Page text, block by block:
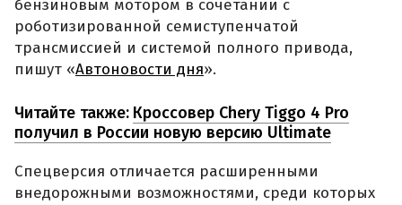
бензиновым мотором в сочетании с
роботизированной семиступенчатой
трансмиссией и системой полного привода,
пишут «Автоновости дня».
Читайте также: Кроссовер Chery Tiggo 4 Pro
получил в России новую версию Ultimate
Спецверсия отличается расширенными
внедорожными возможностями, среди которых